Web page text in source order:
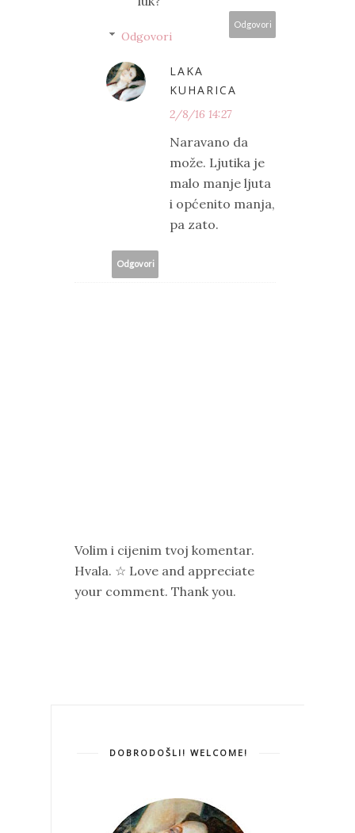
Odgovori
Odgovori
LAKA
KUHARICA
2/8/16 14:27
Naravano da
može. Ljutika je
malo manje ljuta
i općenito manja,
pa zato.
Odgovori
Volim i cijenim tvoj komentar.
Hvala. ☆ Love and appreciate
your comment. Thank you.
DOBRODOŠLI! WELCOME!